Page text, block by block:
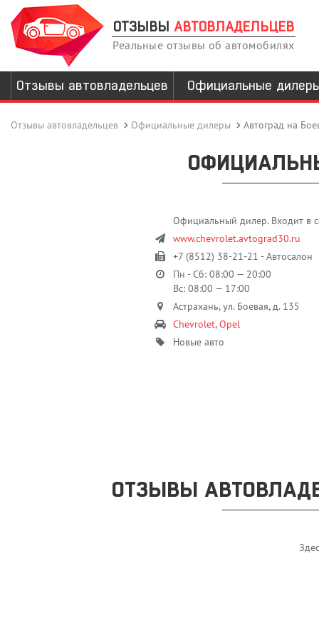
ОТЗЫВЫ АВТОВЛАДЕЛЬЦЕВ
Реальные отзывы об автомобилях
Отзывы автовладельцев Официальные
Отзывы автовладельцев Официальные дилеры Автоград на
Официальный дилер. Входит в
www.chevrolet.avtograd30.ru
+7 (8512) 38-21-21 - Автосалон
Пн - Сб: 08:00 — 20:00
Вс: 08:00 — 17:00
Астрахань, ул. Боевая, д. 135
Chevrolet,Opel
Новые авто
ОТЗЫВЫ